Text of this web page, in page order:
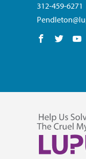
312-459-6271
Follow us